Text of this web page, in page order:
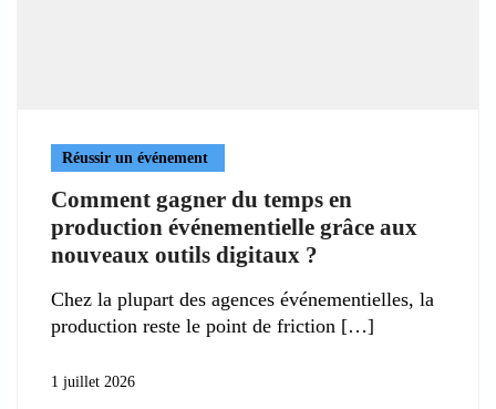
Réussir un événement
Comment gagner du temps en
production événementielle grâce aux
nouveaux outils digitaux ?
Chez la plupart des agences événementielles, la
production reste le point de friction
1 juillet 2026